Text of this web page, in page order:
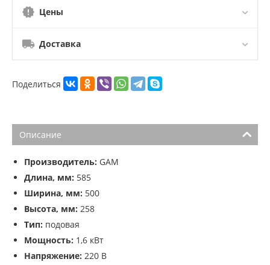
Цены
Доставка
Поделиться
Описание
Производитель: GAM
Длина, мм: 585
Ширина, мм: 500
Высота, мм: 258
Тип: подовая
Мощность: 1,6 кВт
Напряжение: 220 В